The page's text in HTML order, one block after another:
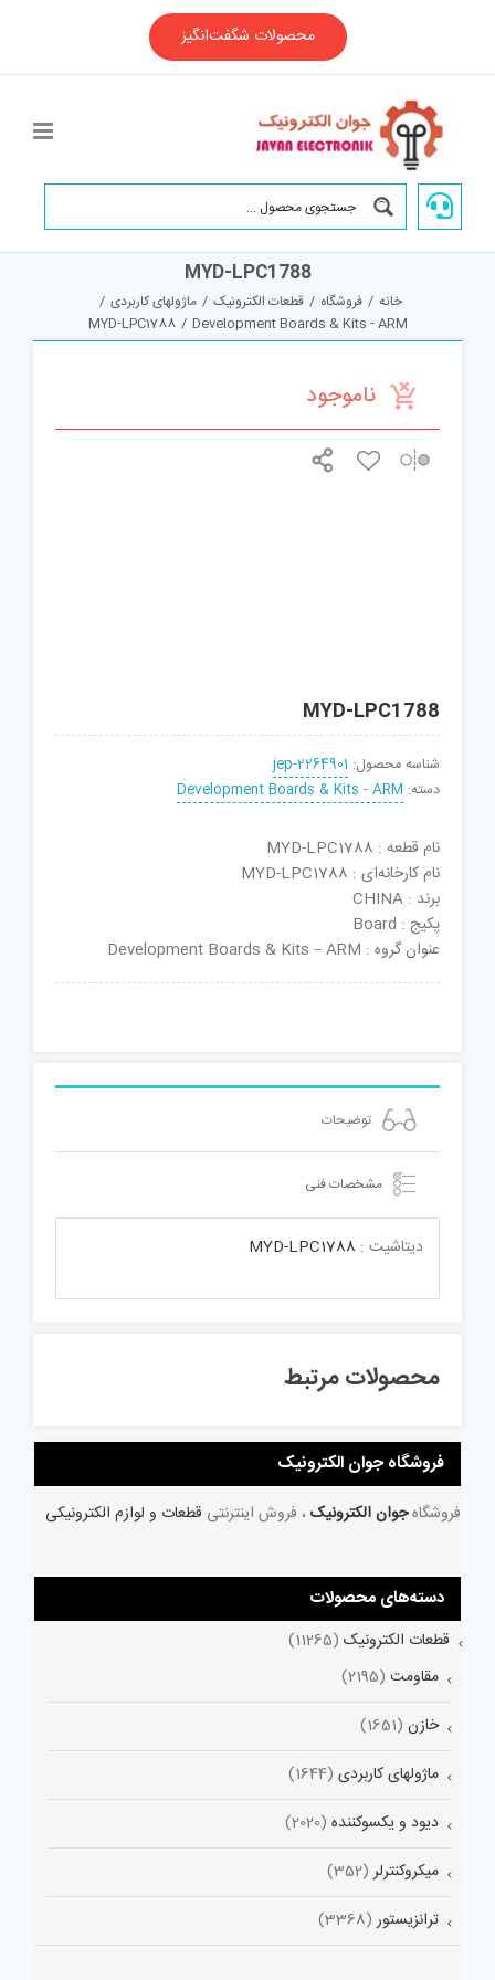
محصولات شگفت‌انگیز
MYD-LPC1788
خانه / فروشگاه / قطعات الکترونیک / ماژولهای کاربردی /
Development Boards & Kits - ARM
/
MYD-LPC1788
ناموجود
MYD-LPC1788
شناسه محصول: jep-2264901
دسته: Development Boards & Kits - ARM
نام قطعه : MYD-LPC1788
نام کارخانه‌ای : MYD-LPC1788
برند : CHINA
پکیج : Board
عنوان گروه : Development Boards & Kits – ARM
توضیحات
مشخصات فنی
دیتاشیت : MYD-LPC1788
محصولات مرتبط
فروشگاه جوان الکترونیک
فروشگاهجوان الکترونیک ، فروش اینترنتی قطعات و لوازم الکترونیکی
دسته‌های محصولات
قطعات الکترونیک (11265)
مقاومت (2195)
خازن (1651)
ماژولهای کاربردی (1644)
دیود و یکسوکننده (2020)
میکروکنترلر (352)
ترانزیستور (3368)